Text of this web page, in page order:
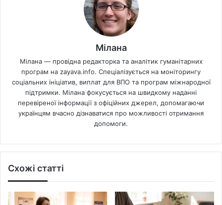
Мілана
Мілана — провідна редакторка та аналітик гуманітарних
програм на zayava.info. Спеціалізується на моніторингу
соціальних ініціатив, виплат для ВПО та програм міжнародної
підтримки. Мілана фокусується на швидкому наданні
перевіреної інформації з офіційних джерел, допомагаючи
українцям вчасно дізнаватися про можливості отримання
допомоги.
Схожі статті